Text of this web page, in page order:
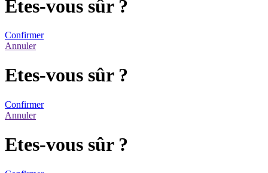
Etes-vous sûr ?
Confirmer
Annuler
Etes-vous sûr ?
Confirmer
Annuler
Etes-vous sûr ?